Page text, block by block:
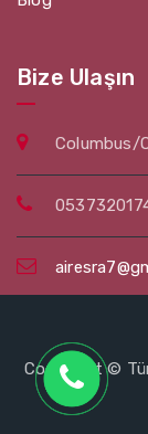
Bize Ulaşın
Columbus/
Copyright ©